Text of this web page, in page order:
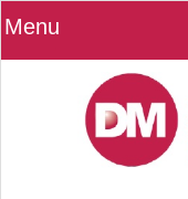
Menu